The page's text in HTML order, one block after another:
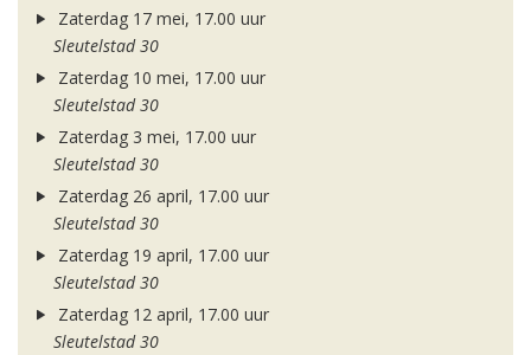
Zaterdag 17 mei, 17.00 uur
Sleutelstad 30
Zaterdag 10 mei, 17.00 uur
Sleutelstad 30
Zaterdag 3 mei, 17.00 uur
Sleutelstad 30
Zaterdag 26 april, 17.00 uur
Sleutelstad 30
Zaterdag 19 april, 17.00 uur
Sleutelstad 30
Zaterdag 12 april, 17.00 uur
Sleutelstad 30